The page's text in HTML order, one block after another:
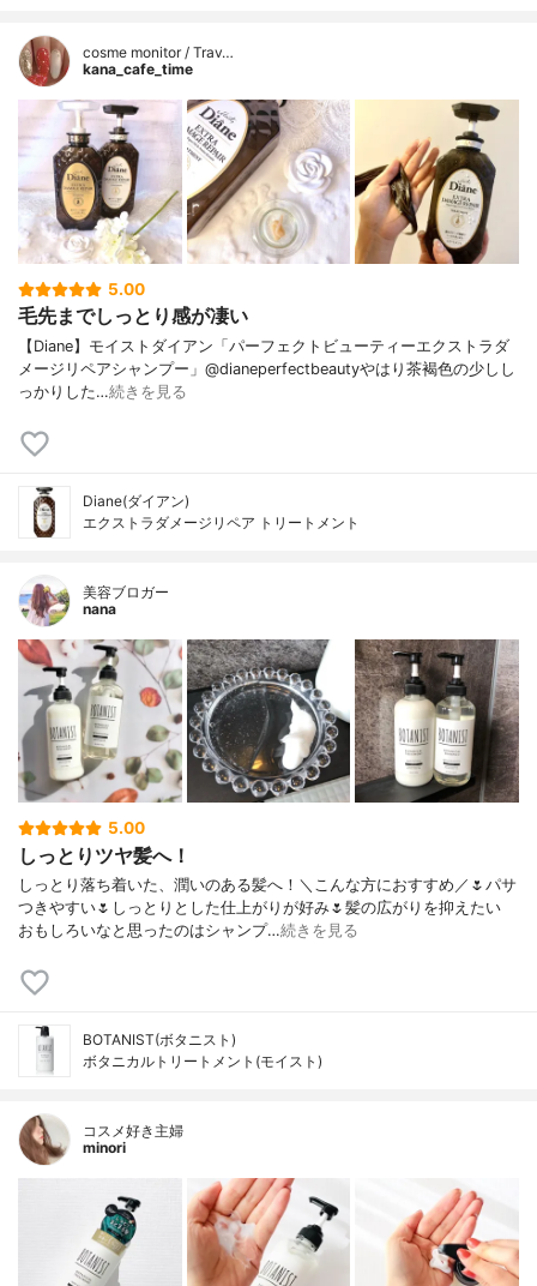
cosme monitor / Trav…
kana_cafe_time
5.00
毛先までしっとり感が凄い
【Diane】モイストダイアン「パーフェクトビューティーエクストラダ
メージリペアシャンプー」@dianeperfectbeautyやはり茶褐色の少しし
っかりした…続きを見る
Diane(ダイアン)
エクストラダメージリペア トリートメント
美容ブロガー
nana
5.00
しっとりツヤ髪へ！
しっとり落ち着いた、潤いのある髪へ！＼こんな方におすすめ／🌷パサ
つきやすい🌷しっとりとした仕上がりが好み🌷髪の広がりを抑えたい
おもしろいなと思ったのはシャンプ…続きを見る
BOTANIST(ボタニスト)
ボタニカルトリートメント(モイスト)
コスメ好き主婦
minori